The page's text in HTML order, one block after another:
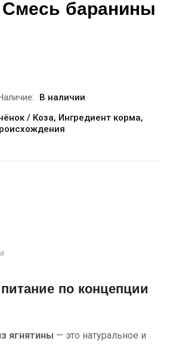
Смесь баранины
В наличии
/ Коза, Ингредиент корма,
по концепции
ягнятины — это натуральное и